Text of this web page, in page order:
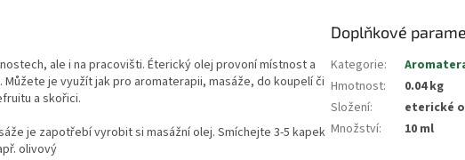
ale i na pracovišti. Éterický olej provoní místnost a
je využít jak pro aromaterapii, masáže, do koupelí či
a skořici.
je zapotřebí vyrobit si masážní olej. Smíchejte 3-5 kapek
olivový
Doplňkové
Kategorie:
Hmotnost:
0.04 kg
Složení:
eterické
Množství: 10 ml